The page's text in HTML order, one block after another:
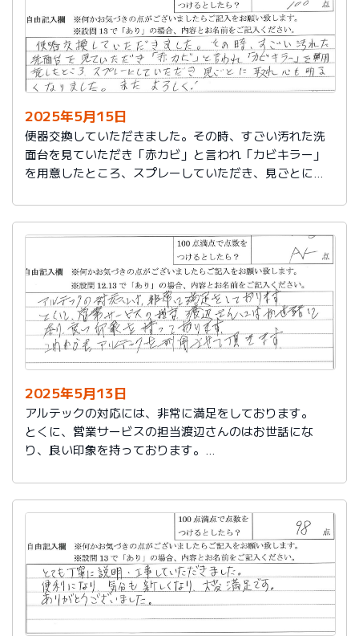
2025年5月15日
便器交換していただきました。その時、すごい汚れた洗
面台を見ていただき「赤カビ」と言われ「カビキラー」
を用意したところ、スプレーしていただき、見ごとに取
2025年5月13日
アルテックの対応には、非常に満足をしております。
とくに、営業サービスの担当渡辺さんのはお世話にな
り、良い印象を持っております。